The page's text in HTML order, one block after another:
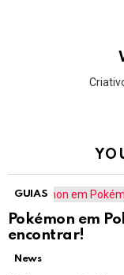
GUIAS
Pokémon em
encontrar!
News